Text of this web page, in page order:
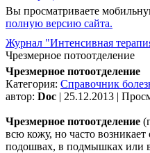
Вы просматриваете
полную версию сайта.
Журнал "Интенсивная
Чрезмерное потоотделение
Чрезмерное потоотделение
Категория: Справочник
автор: Doc | 25.12.2013 |
Чрезмерное потоотделение
всю кожу, но часто
подошвах, в подмышках или